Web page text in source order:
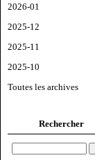
2026-01
2025-12
2025-11
2025-10
Toutes les archives
Rechercher